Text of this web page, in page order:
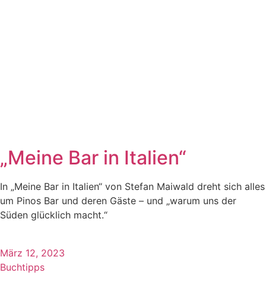
„Meine Bar in Italien“
In „Meine Bar in Italien“ von Stefan Maiwald dreht sich alles
um Pinos Bar und deren Gäste – und „warum uns der
Süden glücklich macht.“
März 12, 2023
Buchtipps